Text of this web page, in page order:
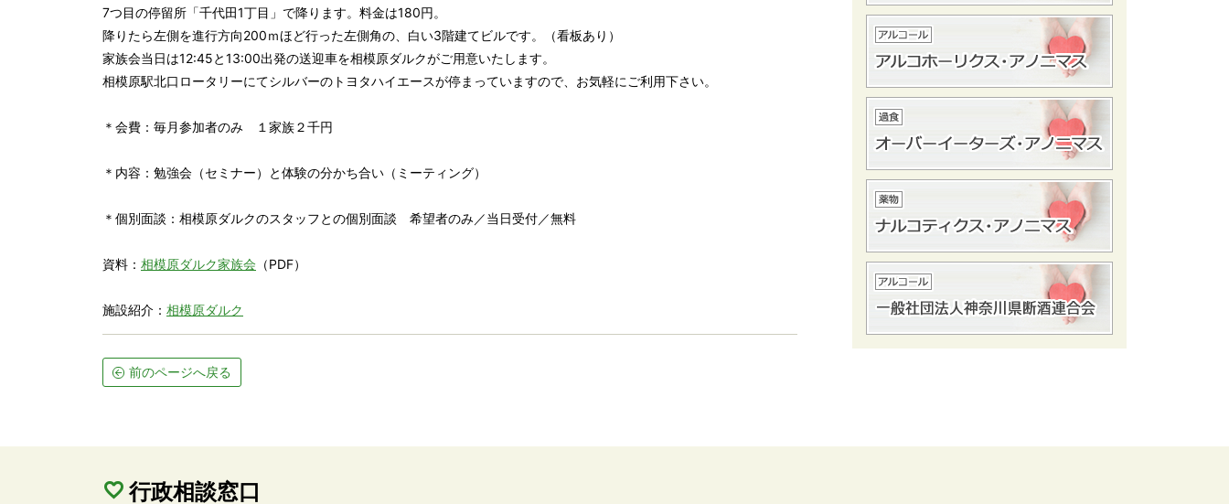
7つ目の停留所「千代田1丁目」で降ります。料金は180円。
降りたら左側を進行方向200ｍほど行った左側角の、白い3階建てビルです。（看板あり）
家族会当日は12:45と13:00出発の送迎車を相模原ダルクがご用意いたします。
相模原駅北口ロータリーにてシルバーのトヨタハイエースが停まっていますので、お気軽にご利用下さい。
＊会費：毎月参加者のみ　１家族２千円
＊内容：勉強会（セミナー）と体験の分かち合い（ミーティング）
＊個別面談：相模原ダルクのスタッフとの個別面談　希望者のみ／当日受付／無料
資料： 相模原ダルク家族会 （PDF）
施設紹介： 相模原ダルク
前のページへ戻る
行政相談窓口